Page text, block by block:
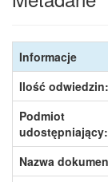
Informacje
Ilość odwiedzin:
Podmiot
udostępniający:
Nazwa